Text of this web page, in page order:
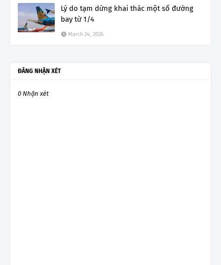
Lý do tạm dừng khai thác một số đường
bay từ 1/4
March 24, 2026
ĐĂNG NHẬN XÉT
0 Nhận xét